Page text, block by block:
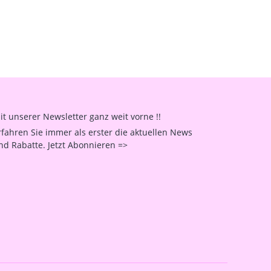
unserer Newsletter ganz weit vorne !!
Sie immer als erster die aktuellen News
Rabatte. Jetzt Abonnieren =>